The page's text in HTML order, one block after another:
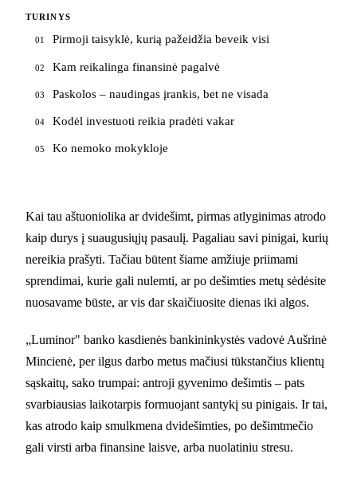
TURINYS
01 Pirmoji taisyklė, kurią pažeidžia beveik visi
02 Kam reikalinga finansinė pagalvė
03 Paskolos – naudingas įrankis, bet ne visada
04 Kodėl investuoti reikia pradėti vakar
05 Ko nemoko mokykloje
Kai tau aštuoniolika ar dvidešimt, pirmas atlyginimas atrodo
kaip durys į suaugusiųjų pasaulį. Pagaliau savi pinigai, kurių
nereikia prašyti. Tačiau būtent šiame amžiuje priimami
sprendimai, kurie gali nulemti, ar po dešimties metų sėdėsite
nuosavame būste, ar vis dar skaičiuosite dienas iki algos.
„Luminor" banko kasdienės bankininkystės vadovė Aušrinė
Mincienė, per ilgus darbo metus mačiusi tūkstančius klientų
sąskaitų, sako trumpai: antroji gyvenimo dešimtis – pats
svarbiausias laikotarpis formuojant santykį su pinigais. Ir tai,
kas atrodo kaip smulkmena dvidešimties, po dešimtmečio
gali virsti arba finansine laisve, arba nuolatiniu stresu.